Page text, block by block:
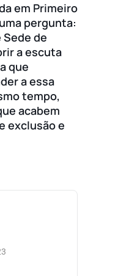
em Primeiro
pergunta:
Sede de
a escuta
que
a essa
tempo,
acabem
exclusão e